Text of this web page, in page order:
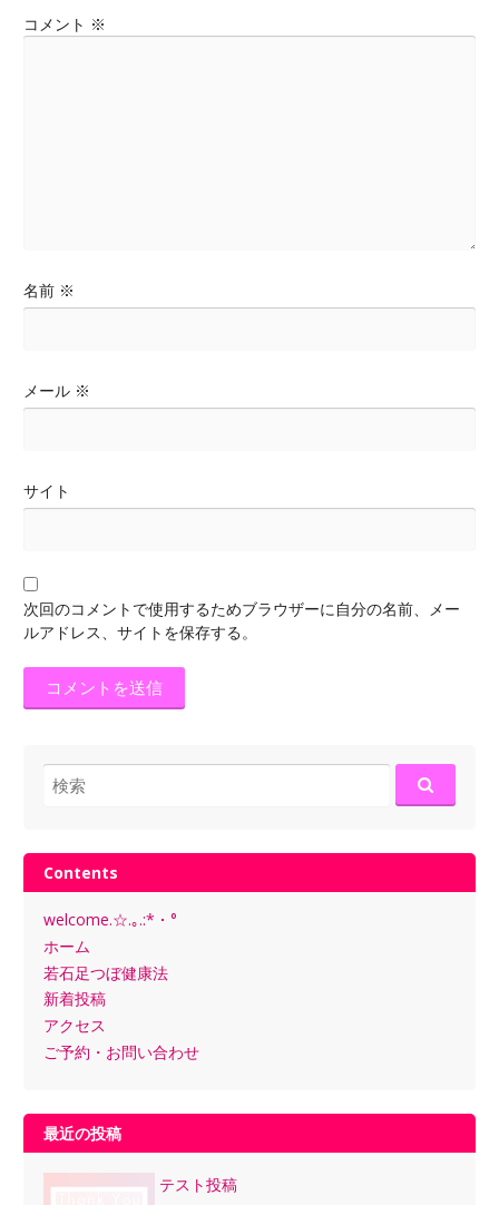
シ
ョ
コメント ※
名前 ※
メール ※
サイト
次回のコメントで使用するためブラウザーに自分の名前、メー
ルアドレス、サイトを保存する。
検
索:
Contents
welcome.☆.｡.:*・°
ホーム
若石足つぼ健康法
新着投稿
アクセス
ご予約・お問い合わせ
最近の投稿
テスト投稿